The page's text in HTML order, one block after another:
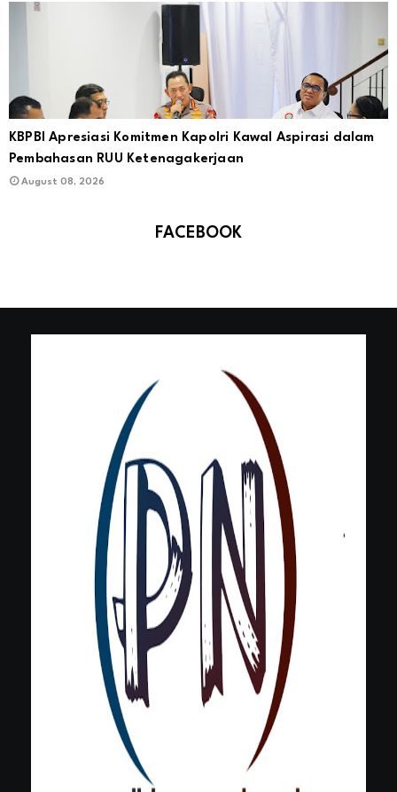
KBPBI Apresiasi Komitmen Kapolri Kawal Aspirasi dalam
Pembahasan RUU Ketenagakerjaan
August 08, 2026
FACEBOOK